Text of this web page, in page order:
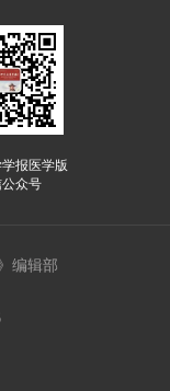
报医学版
众号
编辑部